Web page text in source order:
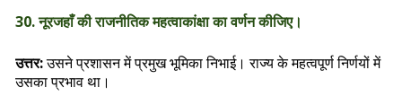
30. नूरजहाँ की राजनीतिक महत्वाकांक्षा का वर्णन कीजिए।
उत्तर:उसने प्रशासन में प्रमुख भूमिका निभाई। राज्य के महत्वपूर्ण निर्णयों में
उसका प्रभाव था।